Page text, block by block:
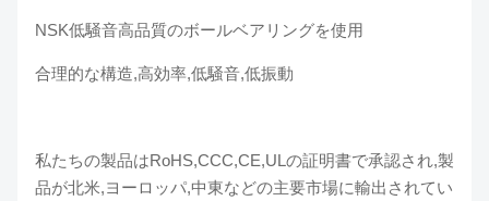
NSK低騒音高品質のボールベアリングを使用
合理的な構造,高効率,低騒音,低振動
私たちの製品はRoHS,CCC,CE,ULの証明書で承認され,製
品が北米,ヨーロッパ,中東などの主要市場に輸出されてい